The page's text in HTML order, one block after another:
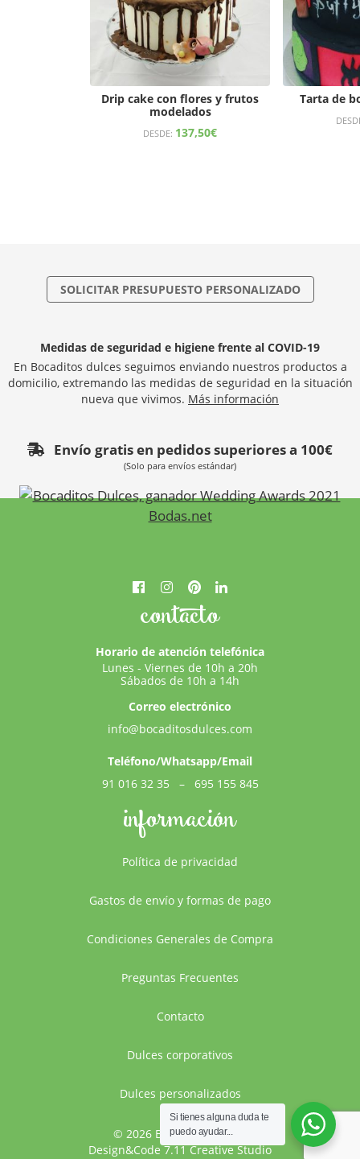
Drip cake con flores y frutos
modelados
DESDE: 137,50€
Tarta de
SOLICITAR PRESUPUESTO PERSONALIZADO
Medidas de seguridad e higiene frente al COVID-19
En Bocaditos dulces seguimos enviando nuestros productos a
domicilio, extremando las medidas de seguridad en la situación
nueva que vivimos. Más información
Envío gratis en pedidos superiores a 100€
(Solo para envíos estándar)
información
Política de privacidad
Gastos de envío y formas de pago
Condiciones Generales de Compra
Preguntas Frecuentes
Contacto
Dulces corporativos
Dulces personalizados
contacto
Horario de atención telefónica
Lunes - Viernes de 10h a 20h
Sábados de 10h a 14h
Correo electrónico
info@bocaditosdulces.com
Teléfono/Whatsapp/Email
91 016 32 35
– 695 155 845
© 2026 Bocaditos Dulces
Design&Code 7.11 Creative Studio
Si tienes alguna duda te
puedo ayudar...